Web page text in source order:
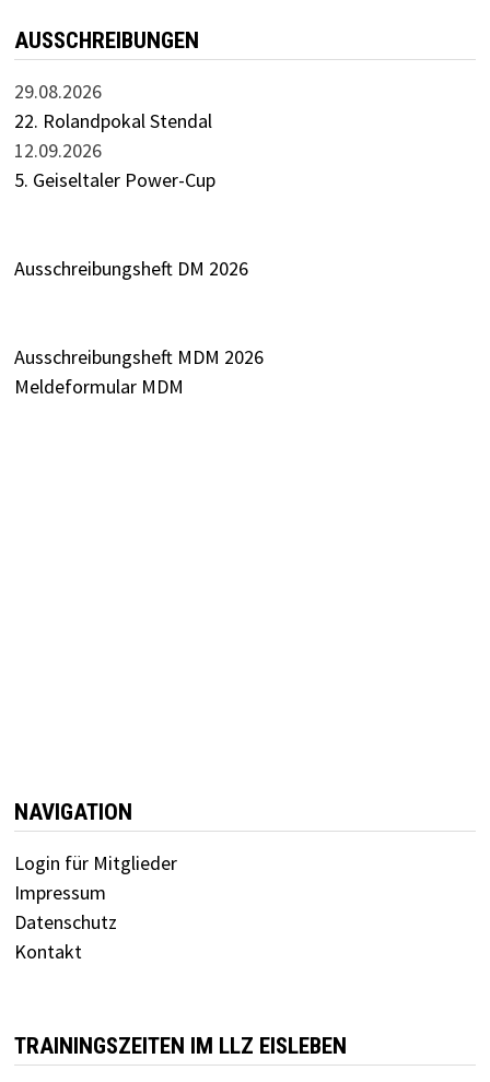
AUSSCHREIBUNGEN
29.08.2026
22. Rolandpokal Stendal
12.09.2026
5. Geiseltaler Power-Cup
Ausschreibungsheft DM 2026
Ausschreibungsheft MDM 2026
Meldeformular MDM
NAVIGATION
Login für Mitglieder
Impressum
Datenschutz
Kontakt
TRAININGSZEITEN IM LLZ EISLEBEN